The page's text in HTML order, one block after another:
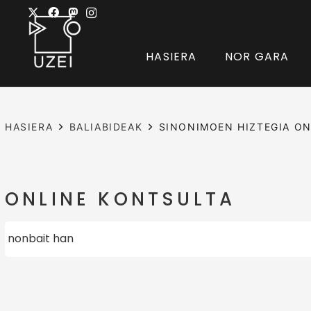
HASIERA NOR GARA
HASIERA BALIABIDEAK SINONIMOEN HIZTEGIA
ONLINE KONTSULTA